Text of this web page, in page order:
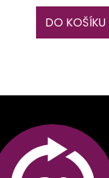
DO KOŠÍKU